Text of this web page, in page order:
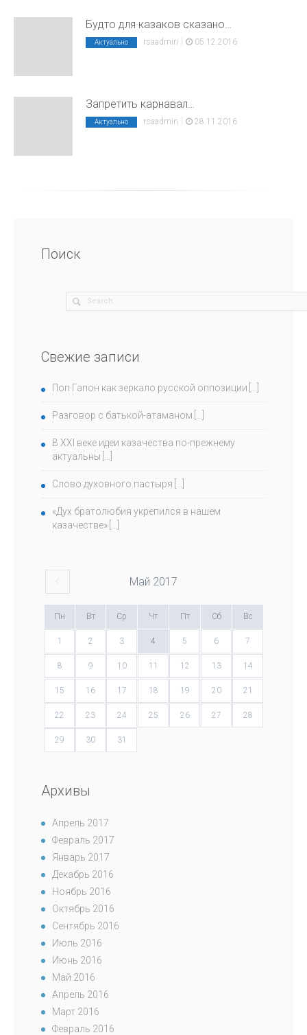
Будто для казаков сказано…
Актуально rsaadmin | 05.12.2016
Запретить карнавал…
Актуально rsaadmin | 28.11.2016
Поиск
Свежие записи
Поп Гапон как зеркало русской оппозиции
Разговор с батькой-атаманом
В ХХI веке идеи казачества по-прежнему
актуальны
Слово духовного пастыря
«Дух братолюбия укрепился в нашем
казачестве»
Май 2017
Пн Вт Ср Чт Пт Сб Вс
1 2 3 4 5 6 7
8 9 10 11 12 13 14
15 16 17 18 19 20 21
22 23 24 25 26 27 28
29 30 31
Архивы
Апрель 2017
Февраль 2017
Январь 2017
Декабрь 2016
Ноябрь 2016
Октябрь 2016
Сентябрь 2016
Июль 2016
Июнь 2016
Май 2016
Апрель 2016
Март 2016
Февраль 2016